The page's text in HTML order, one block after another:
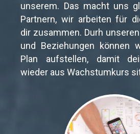
unserem. Das macht uns
Partnern, wir arbeiten für
dir zusammen. Durh
und Beziehungen können
Plan aufstellen, damit
wieder aus Wachstumkurs